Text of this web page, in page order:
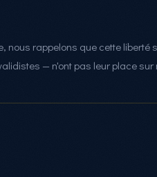
nous rappelons que cette liberté
— n'ont pas leur place sur